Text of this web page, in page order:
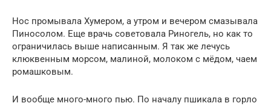
Нос промывала Хумером, а утром и вечером смазывала
Пиносолом. Еще врачь советовала Риногель, но как то
ограничилась выше написанным. Я так же лечусь
клюквенным морсом, малиной, молоком с мёдом, чаем
ромашковым.
И вообще много-много пью. По началу пшикала в горло